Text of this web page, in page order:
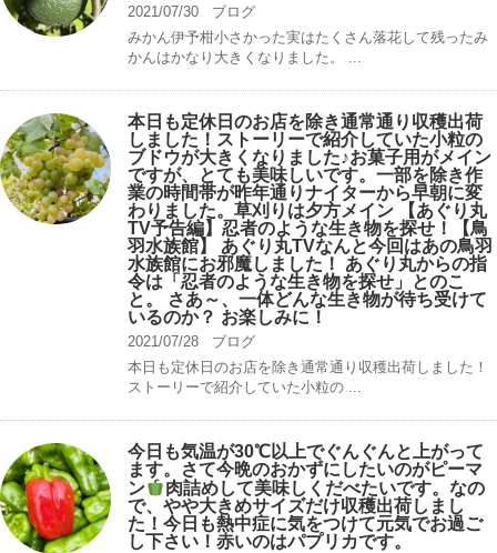
2021/07/30
ブログ
みかん伊予柑小さかった実はたくさん落花して残ったみ
かんはかなり大きくなりました。 ...
本日も定休日のお店を除き通常通り収穫出荷
しました！ストーリーで紹介していた小粒の
ブドウが大きくなりました♪お菓子用がメイン
ですが、とても美味しいです。一部を除き作
業の時間帯が昨年通りナイターから早朝に変
わりました。草刈りは夕方メイン 【あぐり丸
TV予告編】忍者のような生き物を探せ！【鳥
羽水族館】 あぐり丸TVなんと今回はあの鳥羽
水族館にお邪魔しました！ あぐり丸からの指
令は「忍者のような生き物を探せ」とのこ
と。 さあ～、一体どんな生き物が待ち受けて
いるのか？ お楽しみに！
2021/07/28
ブログ
本日も定休日のお店を除き通常通り収穫出荷しました！
ストーリーで紹介していた小粒の ...
今日も気温が30℃以上でぐんぐんと上がって
ます。さて今晩のおかずにしたいのがピーマ
ン
肉詰めして美味しくだべたいです。なの
で、やや大きめサイズだけ収穫出荷しまし
た！今日も熱中症に気をつけて元気でお過ご
し下さい！赤いのはパプリカです。